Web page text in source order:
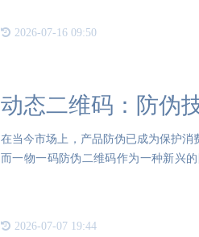
2026-07-16 09:50
动态二维码：防伪
在当今市场上，产品防伪已成为保护
而一物一码防伪二维码作为一种新兴
2026-07-07 19:44